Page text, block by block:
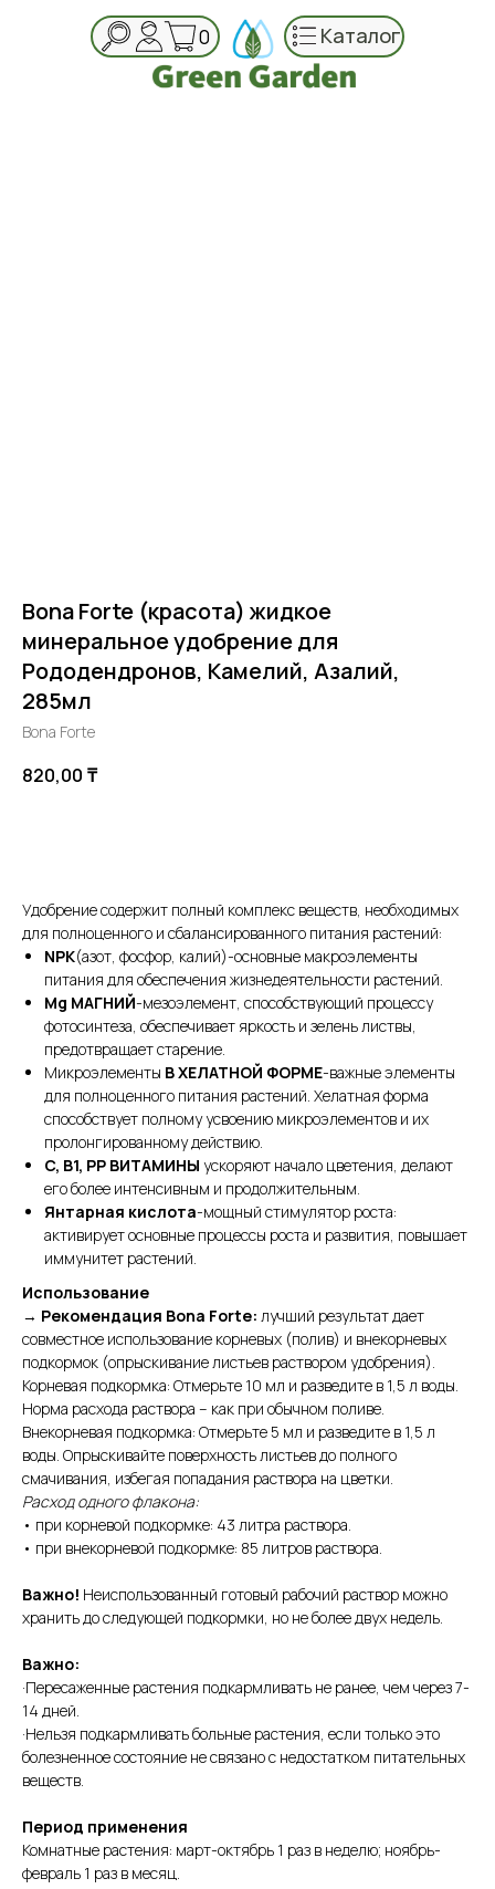
0 Каталог
Bona Forte (красота) жидкое
минеральное удобрение для
Рододендронов, Камелий, Азалий,
285мл
Bona Forte
820,00 ₸
Удобрение содержит полный комплекс веществ, необходимых
для полноценного и сбалансированного питания растений:
NPK(азот, фосфор, калий)-основные макроэлементы
питания для обеспечения жизнедеятельности растений.
Mg МАГНИЙ-мезоэлемент, способствующий процессу
фотосинтеза, обеспечивает яркость и зелень листвы,
предотвращает старение.
Микроэлементы В ХЕЛАТНОЙ ФОРМЕ-важные элементы
для полноценного питания растений. Хелатная форма
способствует полному усвоению микроэлементов и их
пролонгированному действию.
C, B1, PP ВИТАМИНЫ ускоряют начало цветения, делают
его более интенсивным и продолжительным.
Янтарная кислота-мощный стимулятор роста:
активирует основные процессы роста и развития, повышает
иммунитет растений.
Использование
→ Рекомендация Bona Forte: лучший результат дает
совместное использование корневых (полив) и внекорневых
подкормок (опрыскивание листьев раствором удобрения).
Корневая подкормка: Отмерьте 10 мл и разведите в 1,5 л воды.
Норма расхода раствора – как при обычном поливе.
Внекорневая подкормка: Отмерьте 5 мл и разведите в 1,5 л
воды. Опрыскивайте поверхность листьев до полного
смачивания, избегая попадания раствора на цветки.
Расход одного флакона:
• при корневой подкормке: 43 литра раствора.
• при внекорневой подкормке: 85 литров раствора.
Важно! Неиспользованный готовый рабочий раствор можно
хранить до следующей подкормки, но не более двух недель.
Важно:
·Пересаженные растения подкармливать не ранее, чем через 7-
14 дней.
·Нельзя подкармливать больные растения, если только это
болезненное состояние не связано с недостатком питательных
веществ.
Период применения
Комнатные растения: март-октябрь 1 раз в неделю; ноябрь-
февраль 1 раз в месяц.